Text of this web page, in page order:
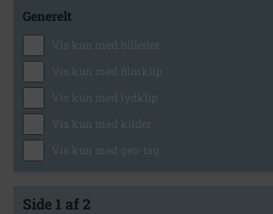
Generelt
Vis kun med billeder
Vis kun med filmklip
Vis kun med lydklip
Vis kun med kilder
Vis kun med geo-tag
Side 1 af 2